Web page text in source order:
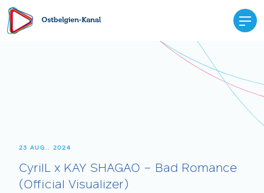
23 AUG.. 2024
CyrilL x KAY SHAGAO – Bad Romance
(Official Visualizer)